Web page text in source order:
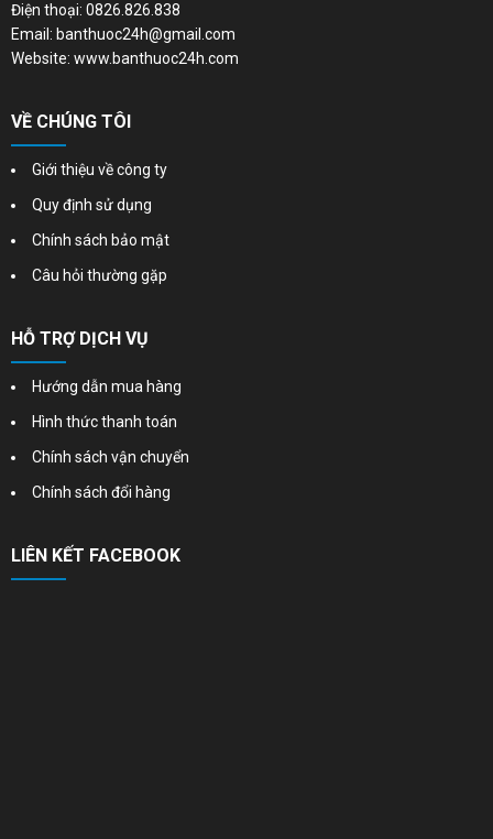
Điện thoại: 0826.826.838
Email: banthuoc24h@gmail.com
Website: www.banthuoc24h.com
VỀ CHÚNG TÔI
Giới thiệu về công ty
Quy định sử dụng
Chính sách bảo mật
Câu hỏi thường gặp
HỖ TRỢ DỊCH VỤ
Hướng dẫn mua hàng
Hình thức thanh toán
Chính sách vận chuyển
Chính sách đổi hàng
LIÊN KẾT FACEBOOK